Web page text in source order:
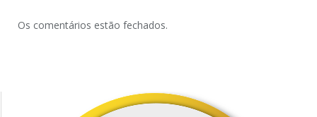
Os comentários estão fechados.